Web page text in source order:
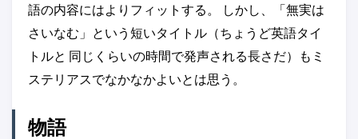
語の内容にはよりフィットする。 しかし、「無実は
さいなむ」という短いタイトル（ちょうど英語タイ
トルと 同じくらいの時間で発声される長さだ）もミ
ステリアスでなかなかよいとは思う。
物語